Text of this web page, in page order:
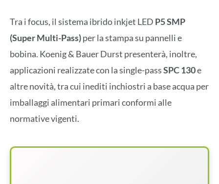
Tra i focus, il sistema ibrido inkjet LED P5 SMP
(Super Multi-Pass)per la stampa su pannelli e
bobina. Koenig & Bauer Durst presenterà, inoltre,
applicazioni realizzate con la single-passSPC 130e
altre novità, tra cui inediti inchiostri a base acqua per
imballaggi alimentari primari conformi alle
normative vigenti.